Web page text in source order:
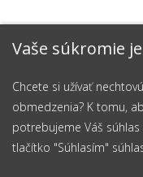
Vaše súkromie
Chcete si užívať
obmedzenia? K tomu,
potrebujeme Váš
tlačítko "Súhlasím"